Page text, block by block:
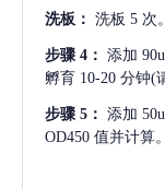
洗板： 洗板 5 次
步骤 4： 添加
孵育 10-20 分钟(
步骤 5： 添加
OD450 值并计算。